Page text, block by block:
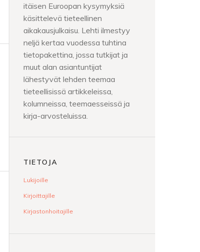
itäisen Euroopan kysymyksiä
käsittelevä tieteellinen
aikakausjulkaisu. Lehti ilmestyy
neljä kertaa vuodessa tuhtina
tietopakettina, jossa tutkijat ja
muut alan asiantuntijat
lähestyvät lehden teemaa
tieteellisissä artikkeleissa,
kolumneissa, teemaesseissä ja
kirja-arvosteluissa.
TIETOJA
Lukijoille
Kirjoittajille
Kirjastonhoitajille